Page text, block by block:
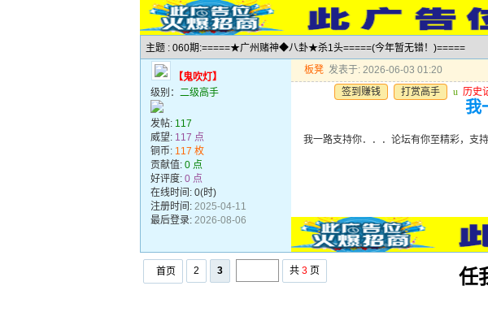
主题 : 060期:=====★广州赌神◆八卦★杀1头=====(今年暂无错！)=====
【鬼吹灯】
级别： 二级高手
发帖: 117
威望: 117 点
铜币: 117 枚
贡献值: 0 点
好评度: 0 点
在线时间: 0(时)
注册时间: 2025-04-11
最后登录: 2026-08-06
板凳 发表于: 2026-06-03 01:20
签到赚钱
打赏高手 u 历史
我
我一路支持你．．．论坛有你至精彩，支持
首页 2 3 共 3 页 任